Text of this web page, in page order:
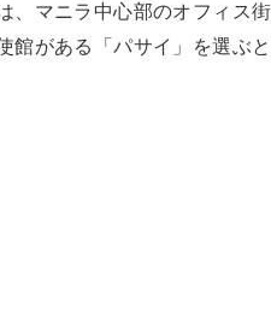
、マニラ中心部のオフィス
館がある「パサイ」を選ぶと